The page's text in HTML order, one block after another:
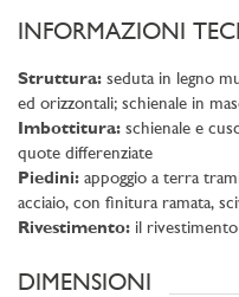
INFORMAZIONI
Struttura: seduta in legno
ed orizzontali; schienale in
Imbottitura: schienale e
quote differenziate
Piedini: appoggio a terra
acciaio, con finitura ramata,
Rivestimento: il
DIMENSIONI